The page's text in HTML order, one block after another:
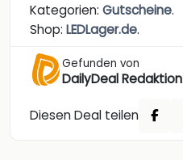
Kategorien: Gutscheine.
Shop: LEDLager.de.
Gefunden von
DailyDeal Redaktion
Diesen Deal teilen